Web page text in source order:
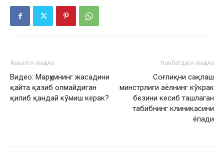
Аввалги мақола
Видео: Марҳумнинг жасадини
қайта қазиб олмайдиган
қилиб қандай кўмиш керак?
Навбатдаги мақола
Соғлиқни сақлаш
минстрлиги аёлнинг кўкрак
безини кесиб ташлаган
табибнинг клиникасини
ёпади